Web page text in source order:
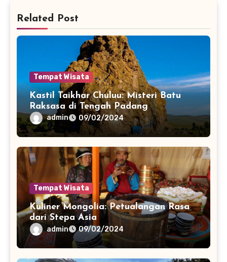
Related Post
Tempat Wisata
Kastil Taikhar Chuluu: Misteri Batu
Raksasa di Tengah Padang
admin 09/02/2024
Tempat Wisata
Kuliner Mongolia: Petualangan Rasa
dari Stepa Asia
admin 09/02/2024